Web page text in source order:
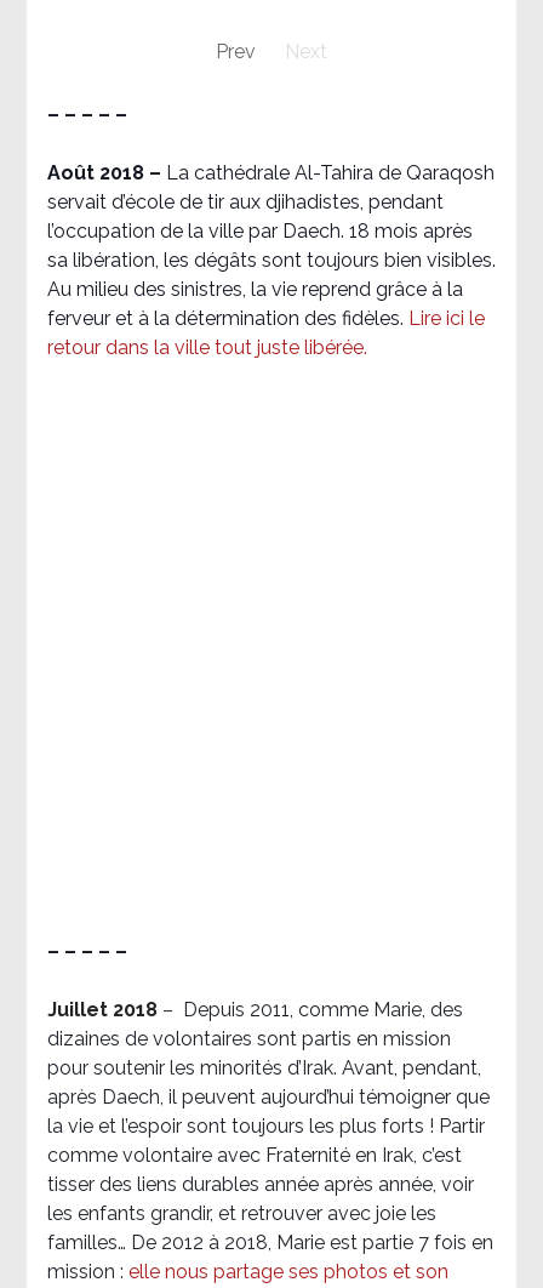
Prev Next
– – – – –
Août 2018 – La cathédrale Al-Tahira de Qaraqosh
servait d’école de tir aux djihadistes, pendant
l’occupation de la ville par Daech. 18 mois après
sa libération, les dégâts sont toujours bien visibles.
Au milieu des sinistres, la vie reprend grâce à la
ferveur et à la détermination des fidèles. Lire ici le
retour dans la ville tout juste libérée.
– – – – –
Juillet 2018 –
Depuis 2011, comme Marie, des
dizaines de volontaires sont partis en mission
pour soutenir les minorités d’Irak. Avant, pendant,
après Daech, il peuvent aujourd’hui témoigner que
la vie et l’espoir sont toujours les plus forts ! Partir
comme volontaire avec Fraternité en Irak, c’est
tisser des liens durables année après année, voir
les enfants grandir, et retrouver avec joie les
familles… De 2012 à 2018, Marie est partie 7 fois en
mission : elle nous partage ses photos et son